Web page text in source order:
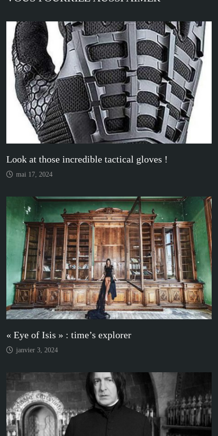
Look at those incredible tactical gloves !
mai 17, 2024
« Eye of Isis » : time’s explorer
janvier 3, 2024